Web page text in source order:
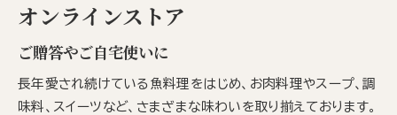
オンラインストア
ご贈答やご自宅使いに
長年愛され続けている魚料理をはじめ、お肉料理やスープ、調
味料、スイーツなど、さまざまな味わいを取り揃えております。